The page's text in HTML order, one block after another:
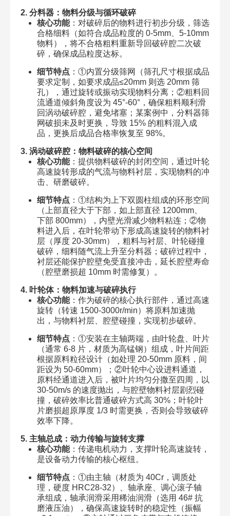
2. 分料器：物料分级与循环破碎
核心功能：对破碎后的物料进行初步分级，筛选
合格细料（如符合成品粒度的 0-5mm、5-10mm
物料），将不合格粗料重新导回破碎腔二次破
碎，确保成品粒度达标。
细节特点 ：①内置分级筛网（筛孔尺寸根据成品
要求定制，如要求成品≤20mm 则选 20mm 筛
孔），通过旋转或振动实现物料分离；②粗料回
流通道倾斜角度设为 45°-60°，确保粗料顺利滑
回涡动破碎腔，避免堵塞；某案例中，分料器筛
网破损未及时更换，导致 15% 的粗料混入成
品，更换后成品合格率恢复至 98%。
3. 涡动破碎腔：物料破碎的核心空间
核心功能：提供物料破碎的封闭空间，通过叶轮
高速旋转形成的气流与物料衬层，实现物料的冲
击、研磨破碎。
细节特点 ：①结构为上下双圆柱组成的环形空间
（上部直径大于下部，如上部直径 1200mm、
下部 800mm），内壁光滑减少物料粘连；②物
料进入后，在叶轮带动下形成高速旋转的物料衬
层（厚度 20-30mm），粗料与衬层、叶轮碰撞
破碎，细料随气流上升至分料器；破碎过程中，
衬层还能保护腔壁免受直接冲击，延长腔壁寿命
（腔壁磨损超 10mm 时需修复）。
4. 叶轮体：物料加速与破碎执行
核心功能：作为破碎的核心执行部件，通过高速
旋转（转速 1500-3000r/min）将原料加速抛
出，与物料衬层、腔壁碰撞，实现初步破碎。
细节特点 ：①安装在主轴两端，由叶轮盘、叶片
（通常 6-8 片，材质为高锰钢）组成，叶片间距
根据原料粒径设计（如处理 20-50mm 原料，间
距设为 50-60mm）；②叶轮中心设进料通道，
原料经通道进入后，被叶片均匀分撒至四周，以
30-50m/s 的速度抛出，与腔壁物料衬层剧烈碰
撞，破碎效率比普通破碎方式高 30%；叶轮叶
片磨损超原厚度 1/3 时需更换，否则会导致破碎
效率下降。
5. 主轴总成：动力传输与旋转支撑
核心功能：传递电机动力，支撑叶轮高速旋转，
是设备动力传输的核心枢纽。
细节特点 ：①由主轴（材质为 40Cr，调质处
理，硬度 HRC28-32）、轴承座、调心滚子轴
承组成，轴承润滑采用稀油润滑（选用 46# 抗
磨液压油），确保高速旋转时的稳定性（振幅